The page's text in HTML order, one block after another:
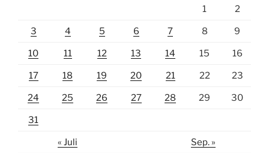
1 2
3 4 5 6 7 8 9
10 11 12 13 14 15 16
17 18 19 20 21 22 23
24 25 26 27 28 29 30
31
« Juli Sep. »